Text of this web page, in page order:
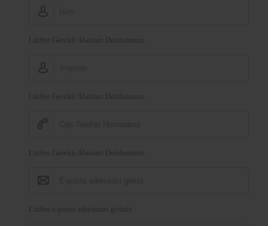
Lütfen Gerekli Alanları Doldurunuz.
Lütfen Gerekli Alanları Doldurunuz.
Lütfen Gerekli Alanları Doldurunuz.
Lütfen e-posta adresinizi giriniz